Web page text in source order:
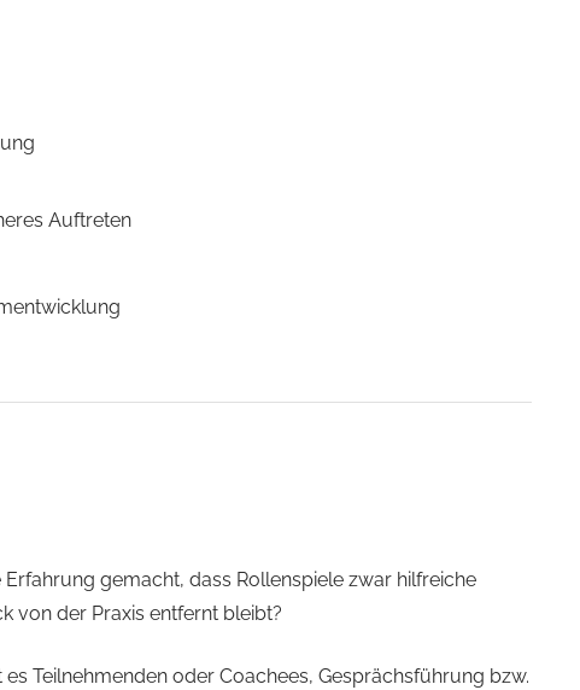
Auftreten
gemacht, dass Rollenspiele zwar hilfreiche
von der Praxis entfernt bleibt?
Teilnehmenden oder Coachees, Gesprächsführung bzw.